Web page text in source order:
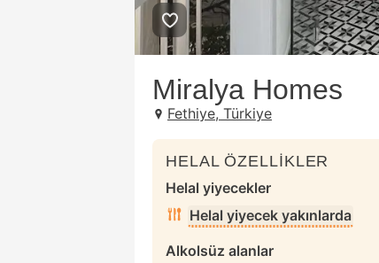
Miralya Homes
Fethiye, Türkiye
HELAL ÖZELLİKLER
Helal yiyecekler
Helal yiyecek yakınlarda
Alkolsüz alanlar